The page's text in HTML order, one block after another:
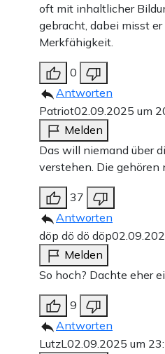
oft mit inhaltlicher
gebracht, dabei misst
Merkfähigkeit.
0
Antworten
Patriot02.09.2025 um
Melden
Das will niemand über
verstehen. Die gehören
37
Antworten
döp dö dö döp
Melden
So hoch? Dachte eher
9
Antworten
LutzL 02.09.2025 um